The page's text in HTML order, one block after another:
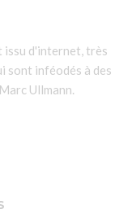
issu d'internet, très
sont inféodés à des
Ullmann.